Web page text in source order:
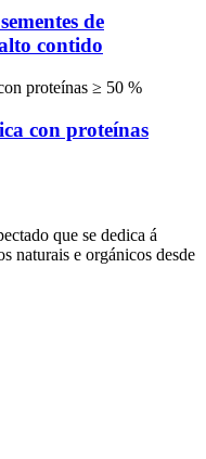
de
contido
con proteínas
que se dedica á
naturais e orgánicos desde